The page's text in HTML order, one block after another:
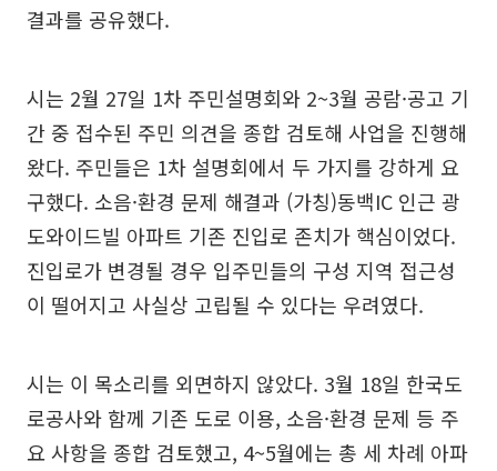
결과를 공유했다.
시는 2월 27일 1차 주민설명회와 2~3월 공람·공고 기
간 중 접수된 주민 의견을 종합 검토해 사업을 진행해
왔다. 주민들은 1차 설명회에서 두 가지를 강하게 요
구했다. 소음·환경 문제 해결과 (가칭)동백IC 인근 광
도와이드빌 아파트 기존 진입로 존치가 핵심이었다.
진입로가 변경될 경우 입주민들의 구성 지역 접근성
이 떨어지고 사실상 고립될 수 있다는 우려였다.
시는 이 목소리를 외면하지 않았다. 3월 18일 한국도
로공사와 함께 기존 도로 이용, 소음·환경 문제 등 주
요 사항을 종합 검토했고, 4~5월에는 총 세 차례 아파